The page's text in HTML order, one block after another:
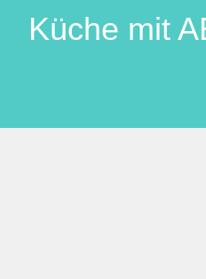
Küche mit